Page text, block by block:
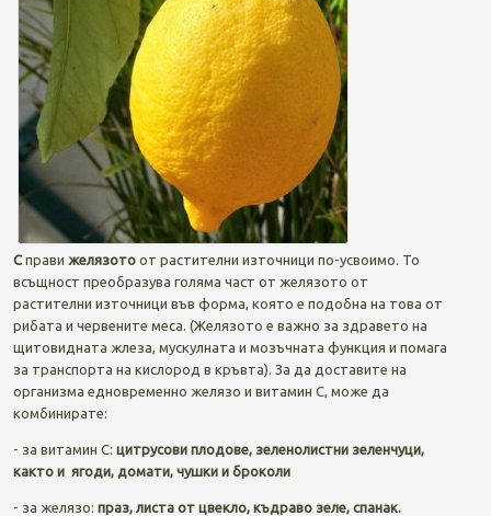
Cправи желязотоот растителни източници по-усвоимо. То
всъщност преобразува голяма част от желязото от
растителни източници във форма, която е подобна на това от
рибата и червените меса. (Желязото е важно за здравето на
щитовидната жлеза, мускулната и мозъчната функция и помага
за транспорта на кислород в кръвта). За да доставите на
организма едновременно желязо и витамин С, може да
комбинирате:
- за витамин С: цитрусови плодове, зеленолистни зеленчуци,
както и ягоди, домати, чушки и броколи
- за желязо: праз, листа от цвекло, къдраво зеле, спанак.